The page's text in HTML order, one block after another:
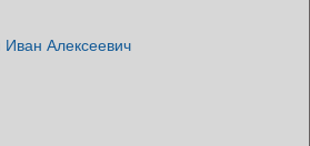
Иван Алексеевич